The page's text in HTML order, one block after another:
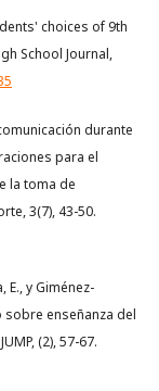
choices of 9th
School Journal,
durante
para el
la toma de
3(7), 43-50.
E., y Giménez-
sobre enseñanza del
(2), 57-67.